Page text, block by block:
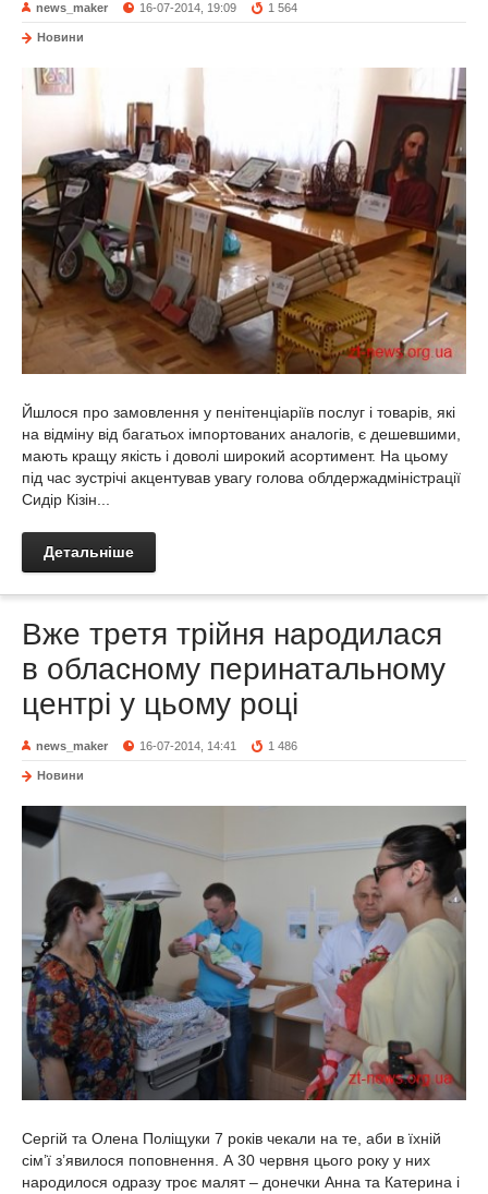
news_maker 16-07-2014, 19:09 1 564
Новини
Йшлося про замовлення у пенітенціаріїв послуг і товарів, які
на відміну від багатьох імпортованих аналогів, є дешевшими,
мають кращу якість і доволі широкий асортимент. На цьому
під час зустрічі акцентував увагу голова облдержадміністрації
Сидір Кізін...
Детальніше
Вже третя трійня народилася
в обласному перинатальному
центрі у цьому році
news_maker 16-07-2014, 14:41 1 486
Новини
Сергій та Олена Поліщуки 7 років чекали на те, аби в їхній
сім’ї з’явилося поповнення. А 30 червня цього року у них
народилося одразу троє малят – донечки Анна та Катерина і